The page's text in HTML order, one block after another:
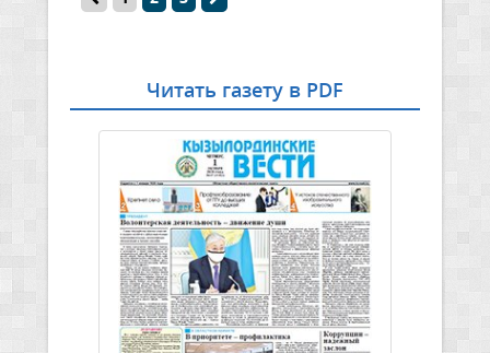
Читать газету в PDF